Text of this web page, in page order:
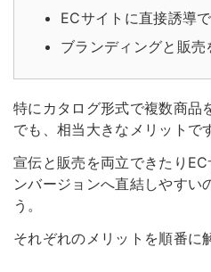
ECサイトに直接誘導
ブランディングと販
特にカタログ形式で複数商品
でも、相当大きなメリットで
宣伝と販売を両立できたり
ンバージョンへ直結しやすい
う。
それぞれのメリットを順番に